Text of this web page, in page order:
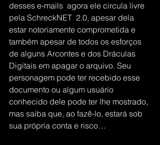
desses e-mails  agora ele circula livre
pela SchreckNET  2.0, apesar dela
estar notoriamente comprometida e
também apesar de todos os esforços
de alguns Arcontes e dos Dráculas
Digitais em apagar o arquivo. Seu
personagem pode ter recebido esse
documento ou algum usuário
conhecido dele pode ter lhe mostrado,
mas saiba que, ao fazê-lo, estará sob
sua própria conta e risco…